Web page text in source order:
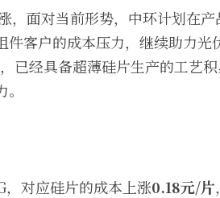
，面对当前形势，中环计划在
客户的成本压力，继续助力光
经具备超薄硅片生产的工艺积
对应硅片的成本上涨0.18元/片